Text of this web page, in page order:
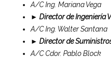
A/C Ing. Mariana Vega
► Director de Ingeniería
A/C Ing. Walter Santana
► Director de
A/C Cdor. Pablo Block